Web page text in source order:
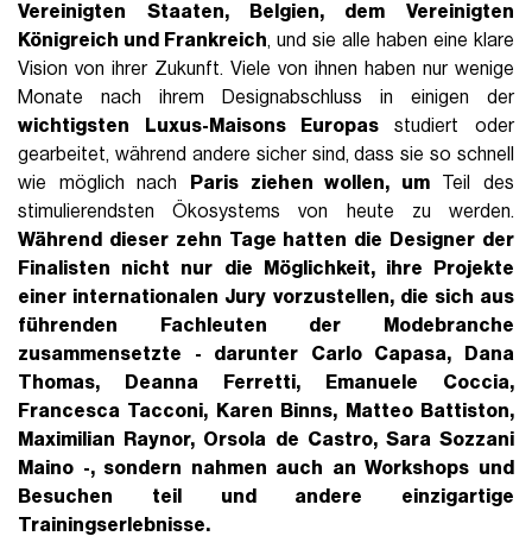
Vereinigten Staaten, Belgien, dem Vereinigten
Königreich und Frankreich, und sie alle haben eine klare
Vision von ihrer Zukunft. Viele von ihnen haben nur wenige
Monate nach ihrem Designabschluss in einigen der
wichtigsten Luxus-Maisons Europas studiert oder
gearbeitet, während andere sicher sind, dass sie so schnell
wie möglich nach
Paris ziehen wollen, umTeil des
stimulierendsten Ökosystems von heute zu werden.
Während dieser zehn Tage hatten die Designer der
Finalisten nicht nur die Möglichkeit, ihre Projekte
einer internationalen Jury vorzustellen, die sich aus
führenden Fachleuten der Modebranche
zusammensetzte - darunter Carlo Capasa, Dana
Thomas, Deanna Ferretti, Emanuele Coccia,
Francesca Tacconi, Karen Binns, Matteo Battiston,
Maximilian Raynor, Orsola de Castro, Sara Sozzani
Maino -, sondern nahmen auch an Workshops und
Besuchen teil und andere einzigartige
Trainingserlebnisse.